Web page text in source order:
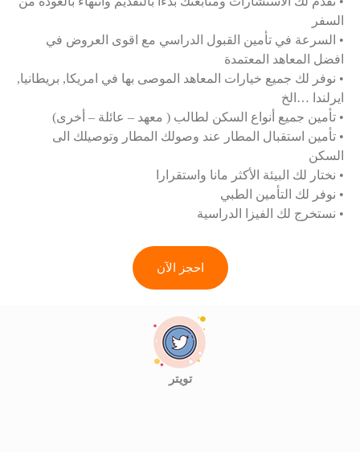
السفر
• السرعة في تأمين القبول الدراسي مع اقوى العروض في
افضل المعاهد المعتمدة
• نوفر لك جميع خيارات المعاهد الموصى بها في امريكا, بريطانيا,
ايرلندا …الخ
• تأمين جميع أنواع السكن لطالب ( معهد – عائلة – أخرى)
• تأمين استقبال المطار عند وصولك المطار وتوصيلك الى
السكن
• نختار لك البيئة الأكثر مانا واستقرارا
• نوفر لك التأمين الطبي
• نستخرج لك الفيزا الدراسية
احجز الآن
تويتر